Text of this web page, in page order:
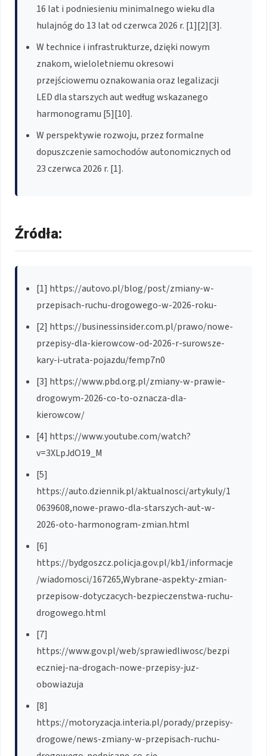
16 lat i podniesieniu minimalnego wieku dla
hulajnóg do 13 lat od czerwca 2026 r. [1][2][3].
W technice i infrastrukturze, dzięki nowym
znakom, wieloletniemu okresowi
przejściowemu oznakowania oraz legalizacji
LED dla starszych aut według wskazanego
harmonogramu [5][10].
W perspektywie rozwoju, przez formalne
dopuszczenie samochodów autonomicznych od
23 czerwca 2026 r. [1].
Źródła:
[1] https://autovo.pl/blog/post/zmiany-w-
przepisach-ruchu-drogowego-w-2026-roku-
[2] https://businessinsider.com.pl/prawo/nowe-
przepisy-dla-kierowcow-od-2026-r-surowsze-
kary-i-utrata-pojazdu/femp7n0
[3] https://www.pbd.org.pl/zmiany-w-prawie-
drogowym-2026-co-to-oznacza-dla-
kierowcow/
[4] https://www.youtube.com/watch?
v=3XLpJdO19_M
[5]
https://auto.dziennik.pl/aktualnosci/artykuly/1
0639608,nowe-prawo-dla-starszych-aut-w-
2026-oto-harmonogram-zmian.html
[6]
https://bydgoszcz.policja.gov.pl/kb1/informacje
/wiadomosci/167265,Wybrane-aspekty-zmian-
przepisow-dotyczacych-bezpieczenstwa-ruchu-
drogowego.html
[7]
https://www.gov.pl/web/sprawiedliwosc/bezpi
eczniej-na-drogach-nowe-przepisy-juz-
obowiazuja
[8]
https://motoryzacja.interia.pl/porady/przepisy-
drogowe/news-zmiany-w-przepisach-ruchu-